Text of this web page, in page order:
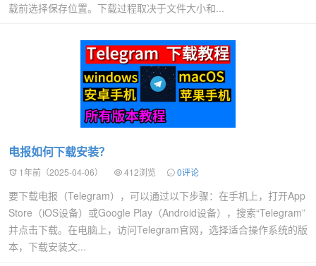
载前选择保存位置。下载过程取决于文件大小和...
电报如何下载安装？
1年前（2025-04-06） 412浏览 0评论
要下载电报（Telegram），可以通过以下步骤：在手机上，打开App
Store（iOS设备）或Google Play（Android设备），搜索“Telegram”
并点击下载。在电脑上，访问Telegram官网，选择适合操作系统的版
本，下载安装文...